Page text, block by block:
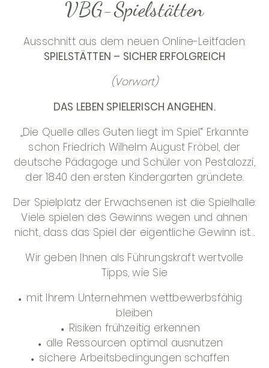
VBG-Spielstätten
Ausschnitt aus dem neuen Online-Leitfaden:
SPIELSTÄTTEN – SICHER ERFOLGREICH
(Vorwort)
DAS LEBEN SPIELERISCH ANGEHEN.
„Die Quelle alles Guten liegt im Spiel.“ Erkannte
schon Friedrich Wilhelm August Fröbel, der
deutsche Pädagoge und Schüler von Pestalozzi,
der 1840 den ersten Kindergarten gründete.
Der Spielplatz der Erwachsenen ist die Spielhalle:
Viele spielen des Gewinns wegen und ahnen
nicht, dass das Spiel der eigentliche Gewinn ist…
Wir geben Ihnen als Führungskraft wertvolle
Tipps, wie Sie
mit Ihrem Unternehmen wettbewerbsfähig
bleiben
Risiken frühzeitig erkennen
alle Ressourcen optimal ausnutzen
sichere Arbeitsbedingungen schaffen